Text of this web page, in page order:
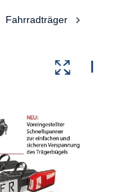
Fahrradträger